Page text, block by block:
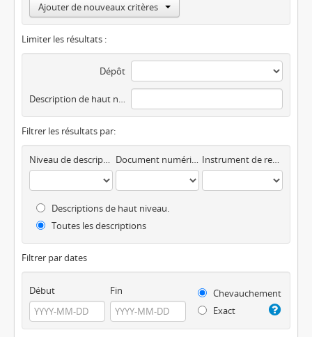
Ajouter de nouveaux critères
Limiter les résultats :
Dépôt
Description de haut niveau
Filtrer les résultats par:
Niveau de description Document numérique disponible Instrument de recherche
Descriptions de haut niveau.
Toutes les descriptions
Filtrer par dates
Début Fin
Chevauchement
Exact